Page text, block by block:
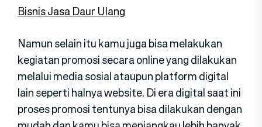
Bisnis Jasa Daur Ulang
Namun selain itu kamu juga bisa melakukan
kegiatan promosi secara online yang dilakukan
melalui media sosial ataupun platform digital
lain seperti halnya website. Di era digital saat ini
proses promosi tentunya bisa dilakukan dengan